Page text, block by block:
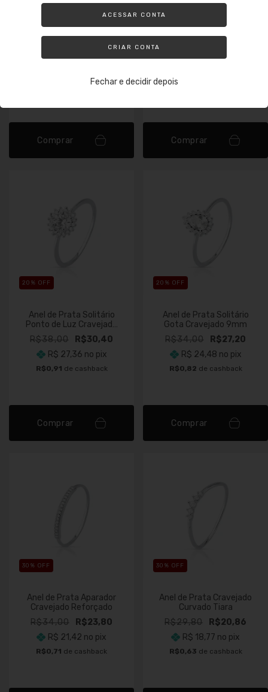
R$29,80 R$20,86
de cashback
Comprar
R$68,00
R$2,04
Comprar
20 % OFF
Anel de Prata Solitário
Ponto de Luz Cravejado
Cristal
R$38,00
R$30,40
R$ 27,36 no pix
R$0,91 de cashback
Comprar
20 % OFF
Anel de Prata Solitário
Gota Cravejado 9mm
R$34,00
R$27,20
R$ 24,48 no pix
R$0,82 de cashback
Comprar
30 % OFF
Anel de Prata Aparador
Cravejado Reforçado
R$34,00
R$23,80
R$ 21,42 no pix
R$0,71 de cashback
30 % OFF
Anel de Prata Cravejado
Curvado Tiara
R$29,80
R$20,86
R$ 18,77 no pix
R$0,63 de cashback
ACESSAR CONTA
CRIAR CONTA
Fechar e decidir depois